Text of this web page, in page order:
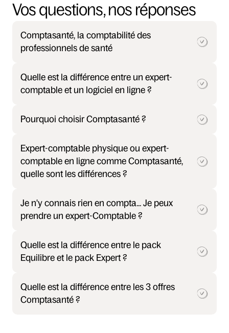
Vos questions, nos réponses
Comptasanté, la comptabilité des
professionnels de santé
Quelle est la différence entre un expert-
comptable et un logiciel en ligne ?
Pourquoi choisir Comptasanté ?
Expert-comptable physique ou expert-
comptable en ligne comme Comptasanté,
quelle sont les différences ?
Je n'y connais rien en compta... Je peux
prendre un expert-Comptable ?
Quelle est la différence entre le pack
Equilibre et le pack Expert ?
Quelle est la différence entre les 3 offres
Comptasanté ?